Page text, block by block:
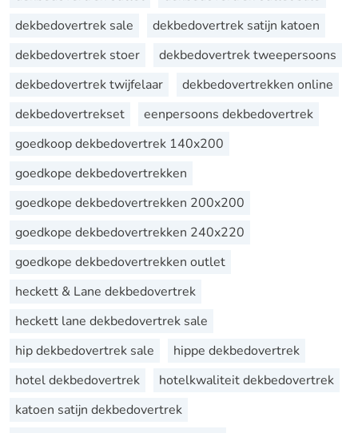
dekbedovertrek sale
dekbedovertrek satijn katoen
dekbedovertrek stoer
dekbedovertrek tweepersoons
dekbedovertrek twijfelaar
dekbedovertrekken online
dekbedovertrekset
eenpersoons dekbedovertrek
goedkoop dekbedovertrek 140x200
goedkope dekbedovertrekken
goedkope dekbedovertrekken 200x200
goedkope dekbedovertrekken 240x220
goedkope dekbedovertrekken outlet
heckett & Lane dekbedovertrek
heckett lane dekbedovertrek sale
hip dekbedovertrek sale
hippe dekbedovertrek
hotel dekbedovertrek
hotelkwaliteit dekbedovertrek
katoen satijn dekbedovertrek